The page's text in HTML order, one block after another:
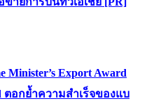
Minister’s Export Award
ตอกย้ำความสำเร็จของแบ